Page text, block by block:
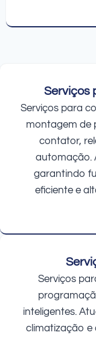
Serviços
Serviços para
montagem de
contator,
automação.
garantindo
eficiente e
Serviços
inteligentes.
climatização e